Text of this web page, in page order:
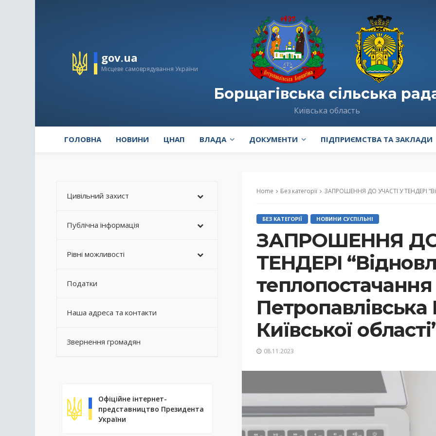
gov.ua
Місцеве самоврядування України
Борщагівська сільська
Київська область
ГОЛОВНА НОВИНИ ЦНАП ВЛАДА ДОКУМЕНТИ ПІДПРИЄМСТВА ТА ЗАКЛАДИ
Home Без категорії ЗАПРОШЕННЯ ДО УЧАСТІ У ТЕНДЕРІ “Відновлення об’єктів
БЕЗ КАТЕГОРІЇ НОВИНИ СУСПІЛЬНІ
ЗАПРОШЕННЯ ДО
ТЕНДЕРІ
теплопостачання
Київської
08.11.2023
Цивільний захист
Публічна інформація
Рівні можливості
Податки
Наша адреса та контакти
Звернення громадян
Офіційне інтернет-
представництво Президента
України